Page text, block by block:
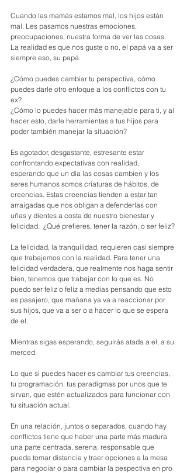
Cuando las mamás estamos mal, los hijos están
mal. Les pasamos nuestras emociones,
preocupaciones, nuestra forma de ver las cosas.
La realidad es que nos guste o no, el papá va a ser
siempre eso, su papá.
¿Cómo puedes cambiar tu perspectiva, cómo
puedes darle otro enfoque a los conflictos con tu
ex?
¿Cómo lo puedes hacer más manejable para ti, y al
hacer esto, darle herramientas a tus hijos para
poder también manejar la situación?
Es agotador, desgastante, estresante estar
confrontando expectativas con realidad,
esperando que un día las cosas cambien y los
seres humanos somos criaturas de hábitos, de
creencias. Estas creencias tienden a estar tan
arraigadas que nos obligan a defenderlas con
uñas y dientes a costa de nuestro bienestar y
felicidad.  ¿Qué prefieres, tener la razón, o ser feliz?
La felicidad, la tranquilidad, requieren casi siempre
que trabajemos con la realidad. Para tener una
felicidad verdadera, que realmente nos haga sentir
bien, tenemos que trabajar con lo que es. No
puedo ser feliz o feliz a medias pensando que esto
es pasajero, que mañana ya va a reaccionar por
sus hijos, que va a ser o a hacer lo que se espera
de el.
Mientras sigas esperando, seguirás atada a el, a su
merced.
Lo que si puedes hacer es cambiar tus creencias,
tu programación, tus paradigmas por unos que te
sirvan, que estén actualizados para funcionar con
tu situación actual.
En una relación, juntos o separados, cuando hay
conflictos tiene que haber una parte más madura
una parte centrada, serena, responsable que
pueda tomar distancia y traer opciones a la mesa
para negociar o para cambiar la pespectiva en pro